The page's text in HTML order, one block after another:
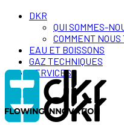
DKR
QUI SOMMES-
COMMENT
EAU ET BOISSONS
GAZ TECHNIQUES
SERVICES